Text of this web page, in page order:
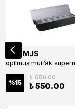
OPTİMUS
%15
₺ 650.00
₺ 550.00